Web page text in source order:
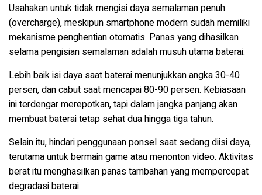
Usahakan untuk tidak mengisi daya semalaman penuh
(overcharge), meskipun smartphone modern sudah memiliki
mekanisme penghentian otomatis. Panas yang dihasilkan
selama pengisian semalaman adalah musuh utama baterai.
Lebih baik isi daya saat baterai menunjukkan angka 30-40
persen, dan cabut saat mencapai 80-90 persen. Kebiasaan
ini terdengar merepotkan, tapi dalam jangka panjang akan
membuat baterai tetap sehat dua hingga tiga tahun.
Selain itu, hindari penggunaan ponsel saat sedang diisi daya,
terutama untuk bermain game atau menonton video. Aktivitas
berat itu menghasilkan panas tambahan yang mempercepat
degradasi baterai.